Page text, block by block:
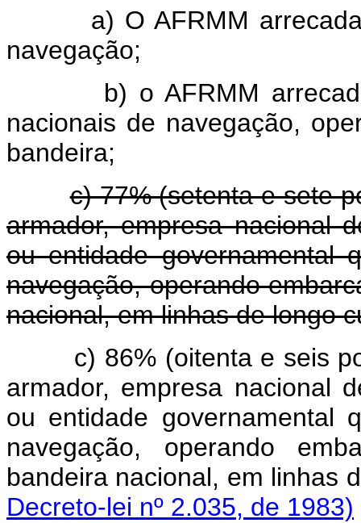
a) O AFRMM
navegação;
b) o AFRMM
nacionais de navegação,
bandeira;
c) 77% (setenta e sete
armador, empresa nacional
ou entidade governamental
navegação, operando
nacional, em linhas de longo
c) 86% (oitenta e seis
armador, empresa nacional
ou entidade governamental
navegação, operando
bandeira nacional, em
Decreto-lei nº 2.035, de 1983)